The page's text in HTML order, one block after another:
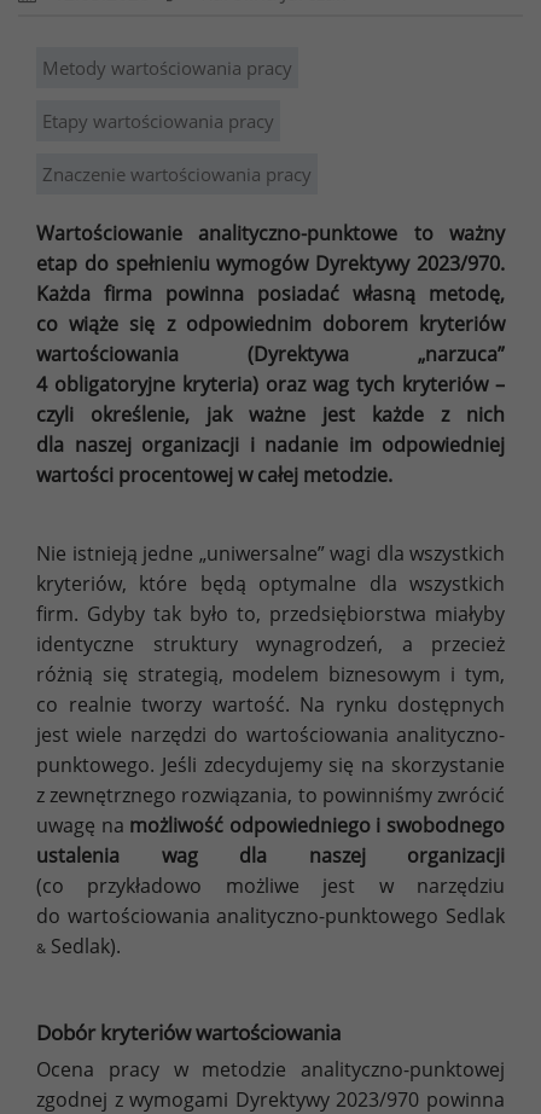
Metody wartościowania pracy
Etapy wartościowania pracy
Znaczenie wartościowania pracy
Wartościowanie analityczno-punktowe to ważny
etap do spełnieniu wymogów Dyrektywy 2023/970.
Każda firma powinna posiadać własną metodę,
co wiąże się z odpowiednim doborem kryteriów
wartościowania (Dyrektywa „narzuca”
4 obligatoryjne kryteria) oraz wag tych kryteriów –
czyli określenie, jak ważne jest każde z nich
dla naszej organizacji i nadanie im odpowiedniej
wartości procentowej w całej metodzie.
Nie istnieją jedne „uniwersalne” wagi dla wszystkich
kryteriów, które będą optymalne dla wszystkich
firm. Gdyby tak było to, przedsiębiorstwa miałyby
identyczne struktury wynagrodzeń, a przecież
różnią się strategią, modelem biznesowym i tym,
co realnie tworzy wartość. Na rynku dostępnych
jest wiele narzędzi do wartościowania analityczno-
punktowego. Jeśli zdecydujemy się na skorzystanie
z zewnętrznego rozwiązania, to powinniśmy zwrócić
uwagę na możliwość odpowiedniego i swobodnego
ustalenia wag dla naszej organizacji
(co przykładowo możliwe jest w narzędziu
do wartościowania analityczno-punktowego Sedlak
& Sedlak).
Dobór kryteriów wartościowania
Ocena pracy w metodzie analityczno-punktowej
zgodnej z wymogami Dyrektywy 2023/970 powinna